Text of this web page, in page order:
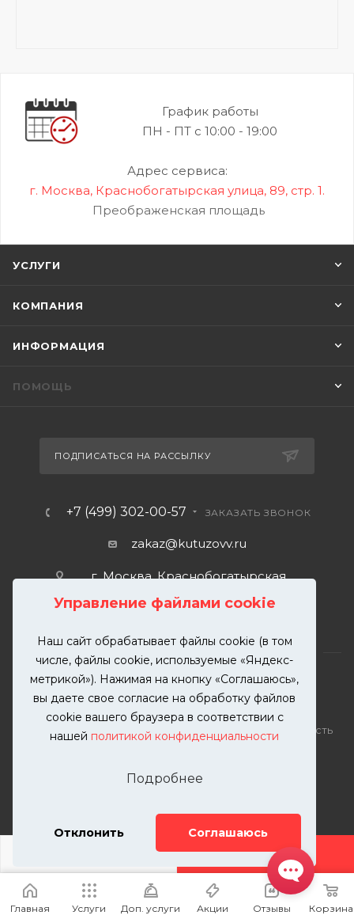
Управление файлами cookie
Наш сайт обрабатывает файлы cookie (в том
числе, файлы cookie, используемые «Яндекс-
метрикой»). Нажимая на кнопку «Соглашаюсь»,
вы даете свое согласие на обработку файлов
cookie вашего браузера в соответствии с
нашей политикой конфиденциальности
Подробнее
Отклонить Соглашаюсь
ДОБАВИТЬ УСЛУГУ
График работы
ПН - ПТ с 10:00 - 19:00
Адрес сервиса:
г. Москва, Краснобогатырская улица, 89, стр. 1.
Преображенская площадь
УСЛУГИ
КОМПАНИЯ
ИНФОРМАЦИЯ
ПОМОЩЬ
ПОДПИСАТЬСЯ НА РАССЫЛКУ
+7 (499) 302-00-57 ЗАКАЗАТЬ ЗВОНОК
zakaz@kutuzovv.ru
г. Москва, Краснобогатырская
2026 © KUTUZOVV | Кузовной ремонт и покраска
автомобилей. Вся информация на сайте – собственность
разрешения запрещена. Все права защищены.
Телефон: 8(499)-302-00-57
Главная Услуги Доп. услуги Акции Отзывы Корзина